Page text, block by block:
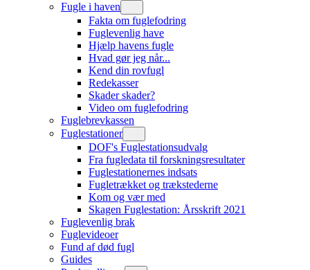
Fugle i haven
Fakta om fuglefodring
Fuglevenlig have
Hjælp havens fugle
Hvad gør jeg når...
Kend din rovfugl
Redekasser
Skader skader?
Video om fuglefodring
Fuglebrevkassen
Fuglestationer
DOF's Fuglestationsudvalg
Fra fugledata til forskningsresultater
Fuglestationernes indsats
Fugletrækket og trækstederne
Kom og vær med
Skagen Fuglestation: Årsskrift 2021
Fuglevenlig brak
Fuglevideoer
Fund af død fugl
Guides